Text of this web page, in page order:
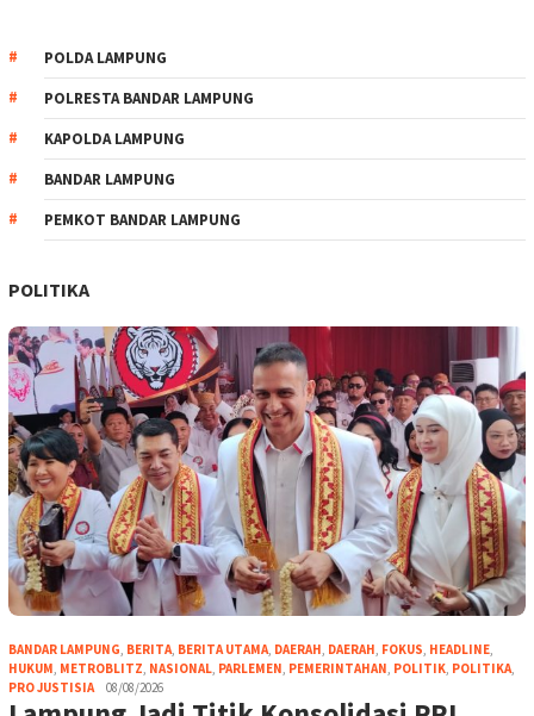
POLDA LAMPUNG
POLRESTA BANDAR LAMPUNG
KAPOLDA LAMPUNG
BANDAR LAMPUNG
PEMKOT BANDAR LAMPUNG
POLITIKA
BANDAR LAMPUNG, BERITA, BERITA UTAMA, DAERAH, DAERAH, FOKUS, HEADLINE,
HUKUM, METROBLITZ, NASIONAL, PARLEMEN, PEMERINTAHAN, POLITIK, POLITIKA,
PRO JUSTISIA
08/08/2026